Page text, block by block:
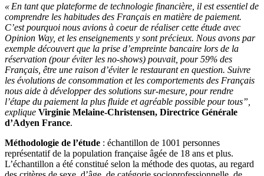
« En tant que plateforme de technologie financière, il est essentiel de
comprendre les habitudes des Français en matière de paiement.
C’est pourquoi nous avions à coeur de réaliser cette étude avec
Opinion Way, et les enseignements y sont précieux. Nous avons par
exemple découvert que la prise d’empreinte bancaire lors de la
réservation (pour éviter les no-shows) pouvait, pour 59% des
Français, être une raison d’éviter le restaurant en question. Suivre
les évolutions de consommation et les comportements des Français
nous aide à développer des solutions sur-mesure, pour rendre
l’étape du paiement la plus fluide et agréable possible pour tous”,
explique Virginie Melaine-Christensen, Directrice Générale
d’Adyen France
Méthodologie de l’étude : échantillon de 1001 personnes
représentatif de la population française âgée de 18 ans et plus.
L’échantillon a été constitué selon la méthode des quotas, au regard